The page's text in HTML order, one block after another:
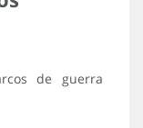
de guerra